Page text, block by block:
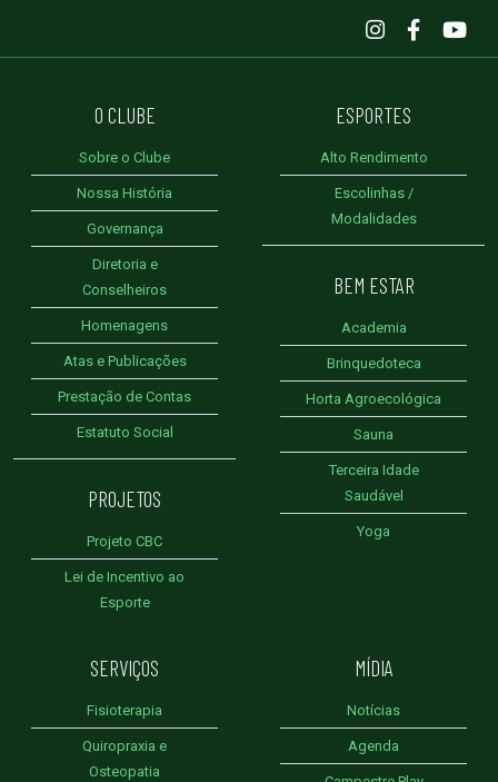
O CLUBE
Sobre o Clube
Nossa História
Governança
Diretoria e
Conselheiros
Homenagens
Atas e Publicações
Prestação de Contas
Estatuto Social
PROJETOS
Projeto CBC
Lei de Incentivo ao
Esporte
ESPORTES
Alto Rendimento
Escolinhas /
Modalidades
BEM ESTAR
Academia
Brinquedoteca
Horta Agroecológica
Sauna
Terceira Idade
Saudável
Yoga
SERVIÇOS
Fisioterapia
Quiropraxia e
Osteopatia
MÍDIA
Notícias
Agenda